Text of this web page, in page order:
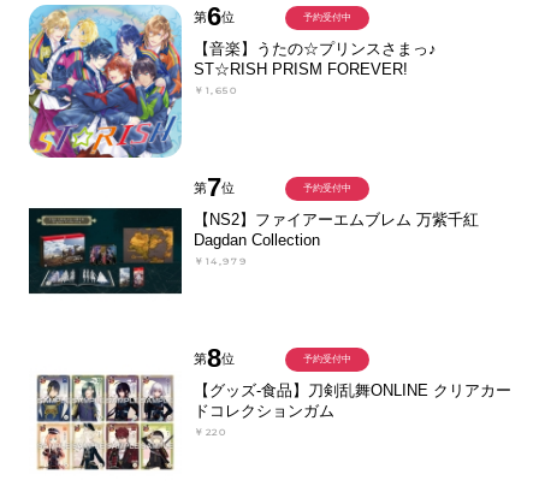
第6位
【音楽】うたの☆プリンスさまっ♪
ST☆RISH PRISM FOREVER!
￥1,650
予約受付中
第7位
【NS2】ファイアーエムブレム 万紫千紅
Dagdan Collection
￥14,979
予約受付中
第8位
【グッズ-食品】刀剣乱舞ONLINE クリアカー
ドコレクションガム
￥220
予約受付中